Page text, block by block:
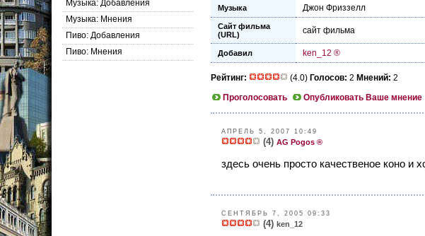
Музыка: Добавления
Музыка: Мнения
Пиво: Добавления
Пиво: Мнения
Музыка Джон Фриззелл
Сайт фильма
(URL)
сайт фильма
Добавил ken_12 ®
Рейтинг: (4.0) Голосов: 2 Мнений: 2
Проголосовать
Опубликовать Ваше мнение
АПРЕЛЬ 5, 2007 10:49
(4) AG Pogos ®
здесь очень просто качественое коно и
СЕНТЯБРЬ 7, 2005 09:33
(4) ken_12